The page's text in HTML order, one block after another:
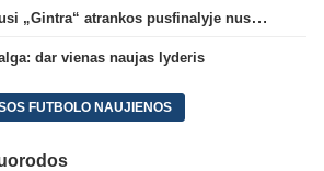
Persvaros neišsaugojusi „Gintra“ atrankos pusfinalyje nusileido Škotijos čempionėms
dar vienas naujas lyderis
FUTBOLO NAUJIENOS